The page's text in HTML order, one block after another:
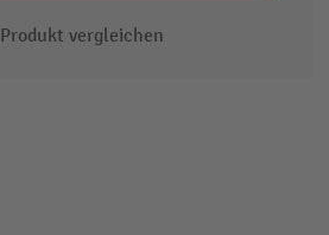
Produkt vergleichen